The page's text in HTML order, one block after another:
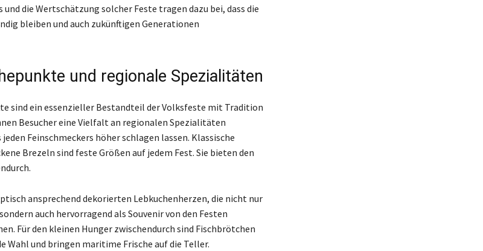
und die Wertschätzung solcher Feste tragen dazu bei, dass die
bleiben und auch zukünftigen Generationen
und regionale Spezialitäten
sind ein essenzieller Bestandteil der Volksfeste mit Tradition
Besucher eine Vielfalt an regionalen Spezialitäten
Feinschmeckers höher schlagen lassen. Klassische
Brezeln sind feste Größen auf jedem Fest. Sie bieten den
ansprechend dekorierten Lebkuchenherzen, die nicht nur
auch hervorragend als Souvenir von den Festen
Für den kleinen Hunger zwischendurch sind Fischbrötchen
Wahl und bringen maritime Frische auf die Teller.